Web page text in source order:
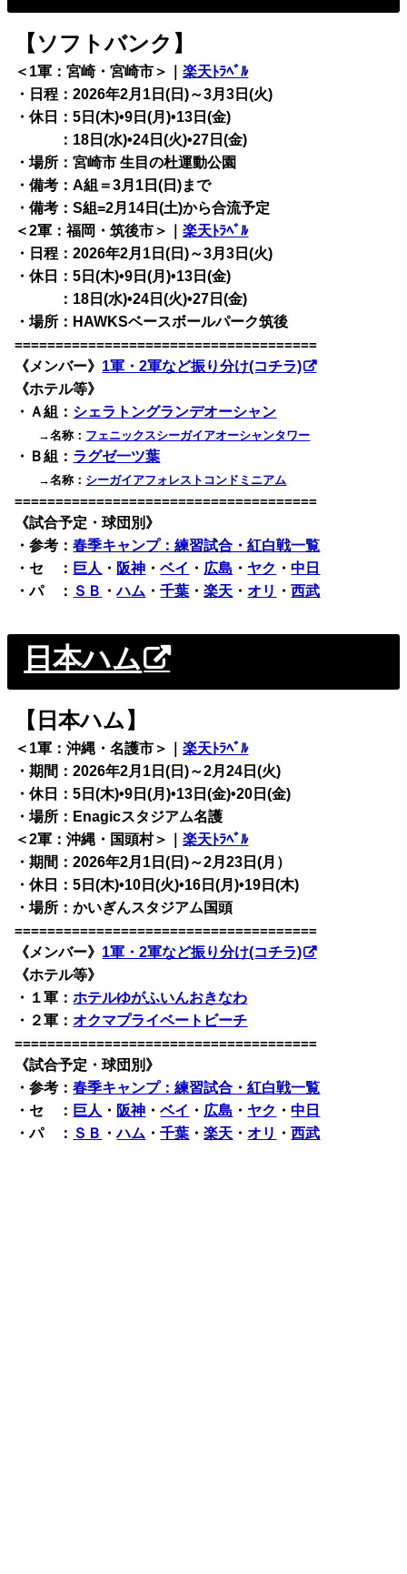
【ソフトバンク】
＜1軍：宮崎・宮崎市＞｜楽天ﾄﾗﾍﾞﾙ
・日程：2026年2月1日( 日)～3月3日(火)
・休日：5日(木)•9日(月)•13日(金)
：18日(水)•24日(火)•27日(金)
・場所：宮崎市 生目の杜運動公園
・備考：A組＝3月1日( 日)まで
・備考：S組=2月14日(土)から合流予定
＜2軍：福岡・筑後市＞｜楽天ﾄﾗﾍﾞﾙ
・日程：2026年2月1日( 日)～3月3日(火)
・休日：5日(木)•9日(月)•13日(金)
：18日(水)•24日(火)•27日(金)
・場所：HAWKSベースボールパーク筑後
=====================================
《メンバー》 1軍・2軍など振り分け(コチラ)
《ホテル等》
・Ａ組： シェラトングランデオーシャン
→名称： フェニックスシーガイアオーシャンタワー
・Ｂ組： ラグゼ一ツ葉
→名称： シーガイアフォレストコンドミニアム
=====================================
《試合予定・球団別》
・参考：春季キャンプ：練習試合・紅白戦一覧
・セ ： 巨人 ・ 阪神 ・ベイ ・ 広島 ・ ヤク ・中日
・パ ： ＳＢ ・ハム ・千葉 ・楽天 ・オリ ・西武
日本ハム
【日本ハム】
＜1軍：沖縄・名護市＞｜楽天ﾄﾗﾍﾞﾙ
・期間：2026年2月1日(日)～2月24日(火)
・休日：5日(木)•9日(月)•13日(金)•20日(金)
・場所：Enagicスタジアム名護
＜2軍：沖縄・国頭村＞｜楽天ﾄﾗﾍﾞﾙ
・期間：2026年2月1日(日)～2月23日(月）
・休日：5日(木)•10日(火)•16日(月)•19日(木)
・場所：かいぎんスタジアム国頭
=====================================
《メンバー》 1軍・2軍など振り分け(コチラ)
《ホテル等》
・１軍：ホテルゆがふいんおきなわ
・２軍：オクマプライベートビーチ
=====================================
《試合予定・球団別》
・参考：春季キャンプ：練習試合・紅白戦一覧
・セ ： 巨人 ・ 阪神 ・ベイ ・ 広島 ・ ヤク ・中日
・パ ： ＳＢ ・ハム ・千葉 ・楽天 ・オリ ・西武